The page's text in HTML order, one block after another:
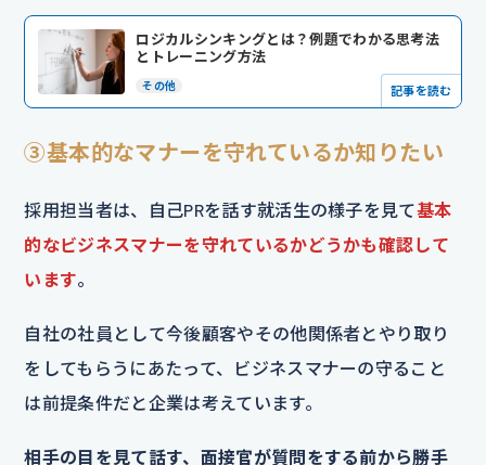
ロジカルシンキングとは？例題でわかる思考法
とトレーニング方法
その他 記事を読む
③基本的なマナーを守れているか知りたい
採用担当者は、自己PRを話す就活生の様子を見て基本
的なビジネスマナーを守れているかどうかも確認して
います。
自社の社員として今後顧客やその他関係者とやり取り
をしてもらうにあたって、ビジネスマナーの守ること
は前提条件だと企業は考えています。
相手の目を見て話す、面接官が質問をする前から勝手